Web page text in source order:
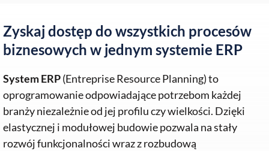
Zyskaj dostęp do wszystkich procesów
biznesowych w jednym systemie ERP
System ERP(Entreprise Resource Planning) to
oprogramowanie odpowiadające potrzebom każdej
branży niezależnie od jej profilu czy wielkości. Dzięki
elastycznej i modułowej budowie pozwala na stały
rozwój funkcjonalności wraz z rozbudową